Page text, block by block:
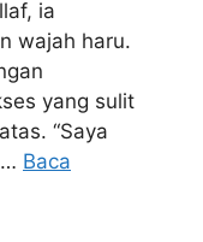
ia
wajah haru.
yang sulit
“Saya
Baca